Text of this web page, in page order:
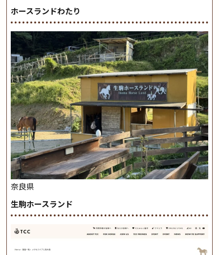
ホースランドわたり
奈良県
生駒ホースランド